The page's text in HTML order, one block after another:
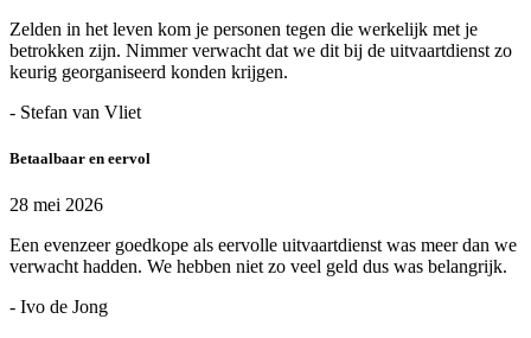
Zelden in het leven kom je personen tegen die werkelijk met je
betrokken zijn. Nimmer verwacht dat we dit bij de uitvaartdienst zo
keurig georganiseerd konden krijgen.
- Stefan van Vliet
Betaalbaar en eervol
28 mei 2026
Een evenzeer goedkope als eervolle uitvaartdienst was meer dan we
verwacht hadden. We hebben niet zo veel geld dus was belangrijk.
- Ivo de Jong